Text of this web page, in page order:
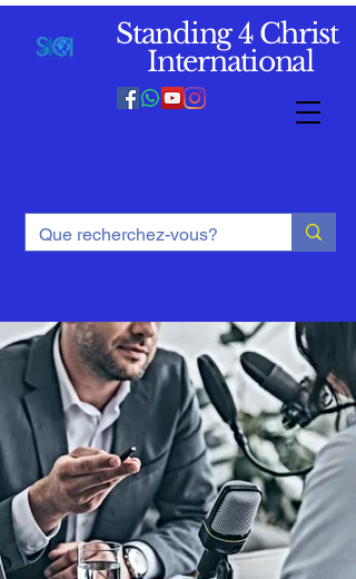
Standing 4 Christ
International